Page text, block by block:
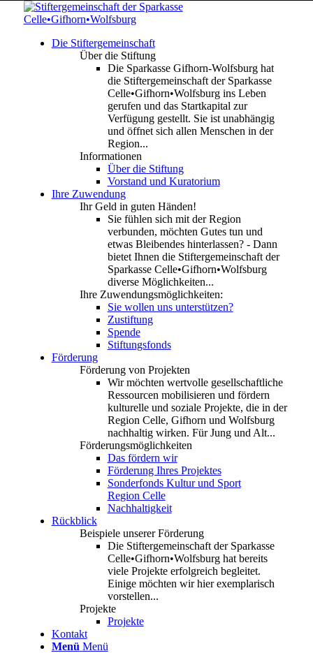
Die Stiftergemeinschaft
Über die Stiftung
Die Sparkasse Gifhorn-Wolfsburg hat
die Stiftergemeinschaft der Sparkasse
Celle•Gifhorn•Wolfsburg ins Leben
gerufen und das Startkapital zur
Verfügung gestellt. Sie ist unabhängig
und öffnet sich allen Menschen in der
Region...
Informationen
Über die Stiftung
Vorstand und Kuratorium
Ihre Zuwendung
Ihr Geld in guten Händen!
Sie fühlen sich mit der Region
verbunden, möchten Gutes tun und
etwas Bleibendes hinterlassen? - Dann
bietet Ihnen die Stiftergemeinschaft der
Sparkasse Celle•Gifhorn•Wolfsburg
diverse Möglichkeiten...
Ihre Zuwendungsmöglichkeiten:
Sie wollen uns unterstützen?
Zustiftung
Spende
Stiftungsfonds
Förderung
Förderung von Projekten
Wir möchten wertvolle gesellschaftliche
Ressourcen mobilisieren und fördern
kulturelle und soziale Projekte, die in der
Region Celle, Gifhorn und Wolfsburg
nachhaltig wirken. Für Jung und Alt...
Förderungsmöglichkeiten
Das fördern wir
Förderung Ihres Projektes
Sonderfonds Kultur und Sport
Region Celle
Nachhaltigkeit
Rückblick
Beispiele unserer Förderung
Die Stiftergemeinschaft der Sparkasse
Celle•Gifhorn•Wolfsburg hat bereits
viele Projekte erfolgreich begleitet.
Einige möchten wir hier exemplarisch
vorstellen...
Projekte
Projekte
Kontakt
Menü Menü